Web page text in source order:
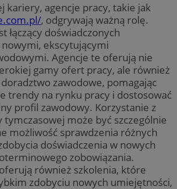
kariery, agencje pracy, takie jak
, odgrywają ważną rolę.
łączący doświadczonych
ekscytującymi
Agencje te oferują nie
gamy ofert pracy, ale również
zawodowe, pomagając
trendy na rynku pracy i dostosować
profil zawodowy. Korzystanie z
tymczasowej może być szczególnie
możliwość sprawdzenia różnych
doświadczenia w nowych
zobowiązania.
również szkolenia, które
zdobyciu nowych umiejętności,